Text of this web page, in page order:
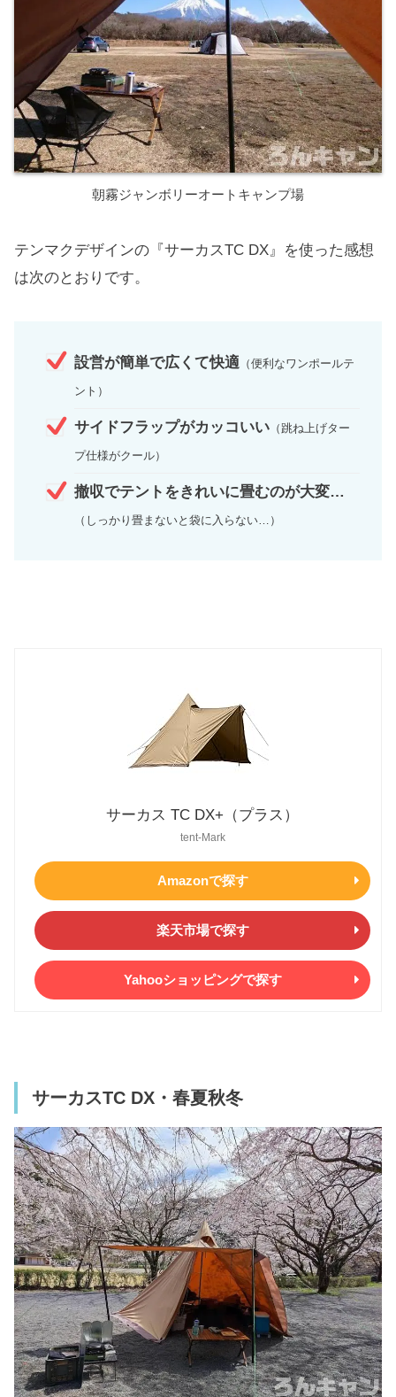
朝霧ジャンボリーオートキャンプ場
テンマクデザインの『サーカスTC DX』を使った感想
は次のとおりです。
設営が簡単で広くて快適 （便利なワンポールテ
ント）
サイドフラップがカッコいい （跳ね上げター
プ仕様がクール）
撤収でテントをきれいに畳むのが大変…
（しっかり畳まないと袋に入らない…）
サーカス TC DX+（プラス）
tent-Mark
Amazonで探す
楽天市場で探す
Yahooショッピングで探す
サーカスTC DX・春夏秋冬